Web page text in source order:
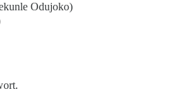
Odujoko)